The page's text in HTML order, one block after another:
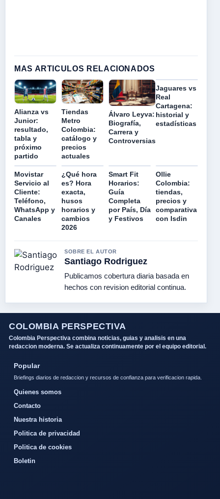
MAS ARTICULOS RELACIONADOS
Alianza vs
Junior:
resultado,
tabla y
próximo
partido
Tiendas
Metro
Colombia:
catálogo y
precios
actuales
Álvaro Leyva:
Biografía,
Carrera y
Controversias
Jaguares vs
Real
Cartagena:
historial y
estadísticas
Movistar
Servicio al
Cliente:
Teléfono,
WhatsApp y
Canales
¿Qué hora
es? Hora
exacta,
husos
horarios y
cambios
2026
Smart Fit
Horarios:
Guía
Completa
por País, Día
y Festivos
Ollie
Colombia:
tiendas,
precios y
comparativa
con Isdin
SOBRE EL AUTOR
Santiago Rodriguez
Publicamos cobertura diaria basada en
hechos con revision editorial continua.
COLOMBIA PERSPECTIVA
Colombia Perspectiva combina noticias, guias y analisis en una
redaccion moderna. Se actualiza continuamente por el equipo editorial.
Popular
Briefings diarios de redaccion y recursos de confianza para verificacion rapida.
Quienes somos
Contacto
Nuestra historia
Politica de privacidad
Politica de cookies
Boletin